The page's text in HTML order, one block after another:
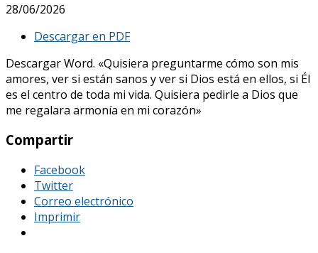
28/06/2026
Descargar en PDF
Descargar Word. «Quisiera preguntarme cómo son mis
amores, ver si están sanos y ver si Dios está en ellos, si Él
es el centro de toda mi vida. Quisiera pedirle a Dios que
me regalara armonía en mi corazón»
Compartir
Facebook
Twitter
Correo electrónico
Imprimir